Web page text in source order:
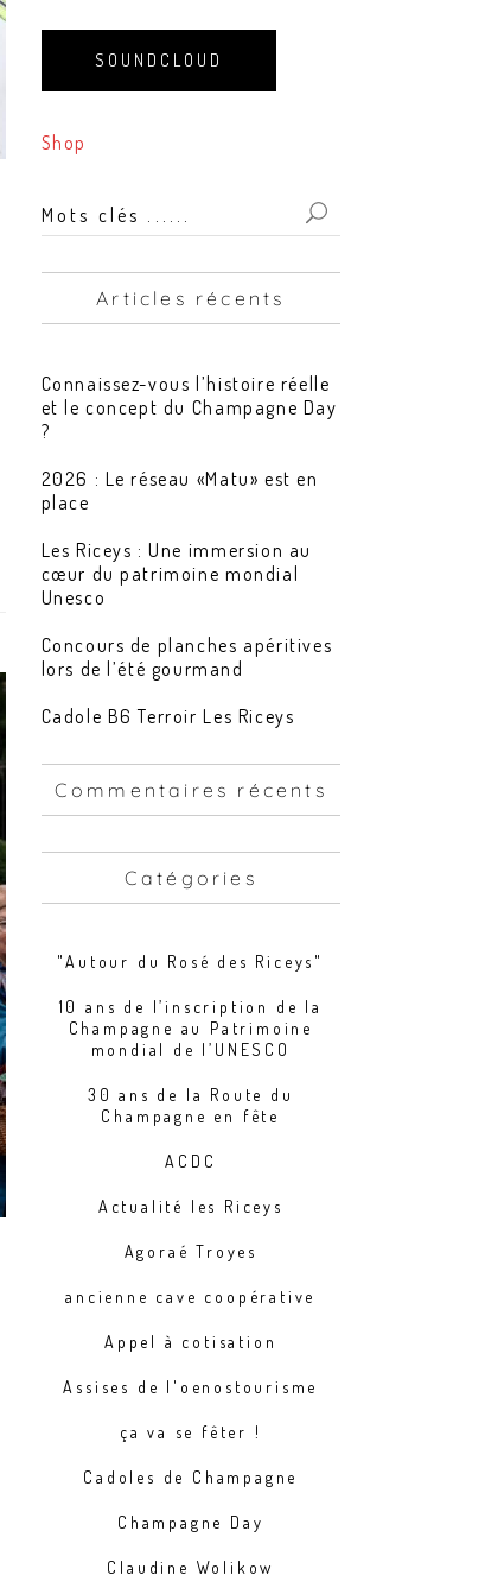
SOUNDCLOUD
Shop
Mots
clés
...
Articles récents
Connaissez-vous l’histoire réelle
et le concept du Champagne Day
?
2026 : Le réseau «Matu» est en
place
Les Riceys : Une immersion au
cœur du patrimoine mondial
Unesco
Concours de planches apéritives
lors de l’été gourmand
Cadole B6 Terroir Les Riceys
Commentaires récents
Catégories
"Autour du Rosé des Riceys"
10 ans de l’inscription de la
Champagne au Patrimoine
mondial de l’UNESCO
30 ans de la Route du
Champagne en fête
ACDC
Actualité les Riceys
Agoraé Troyes
ancienne cave coopérative
Appel à cotisation
Assises de l'oenostourisme
ça va se fêter !
Cadoles de Champagne
Champagne Day
Claudine Wolikow